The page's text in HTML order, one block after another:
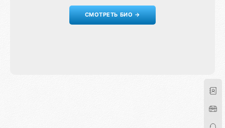
СМОТРЕТЬ БИО →